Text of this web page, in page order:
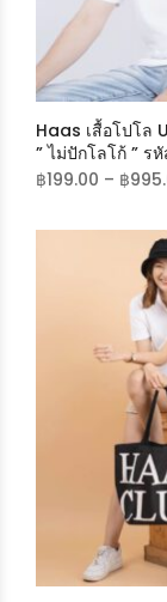
Haas เสื้อโปโล
” ไม่ปักโลโก้ ” ร
฿199.00 – ฿